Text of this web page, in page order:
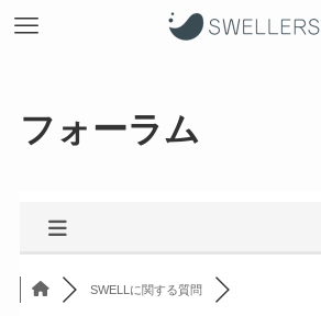
フォーラム
SWELLに関する質問